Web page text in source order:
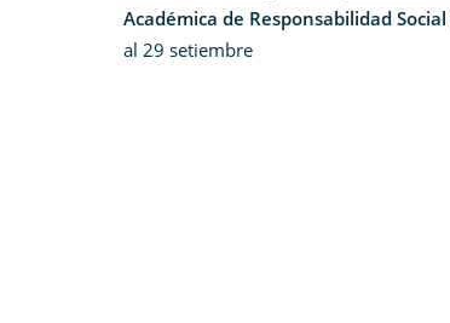
Académica de Responsabilidad Social
al 29 setiembre